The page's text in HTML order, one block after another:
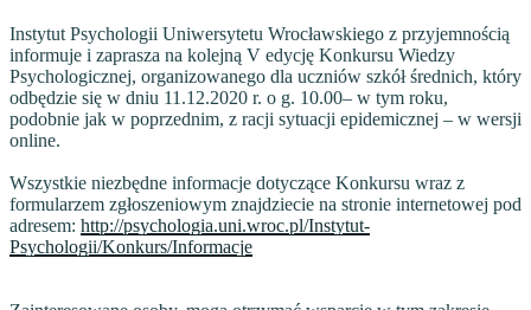
Instytut Psychologii Uniwersytetu Wrocławskiego z przyjemnością
informuje i zaprasza na kolejną V edycję Konkursu Wiedzy
Psychologicznej, organizowanego dla uczniów szkół średnich, który
odbędzie się w dniu 11.12.2020 r. o g. 10.00– w tym roku,
podobnie jak w poprzednim, z racji sytuacji epidemicznej – w wersji
online.
Wszystkie niezbędne informacje dotyczące Konkursu wraz z
formularzem zgłoszeniowym znajdziecie na stronie internetowej pod
adresem: http://psychologia.uni.wroc.pl/Instytut-
Psychologii/Konkurs/Informacje